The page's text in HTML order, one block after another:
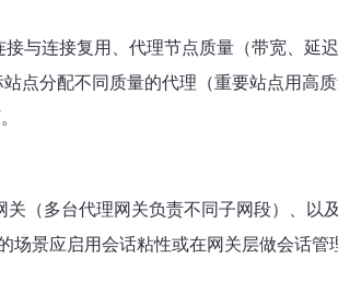
与连接复用、代理节点质量（带宽、延
分配不同质量的代理（重要站点用高
（多台代理网关负责不同子网段）、以
场景应启用会话粘性或在网关层做会话